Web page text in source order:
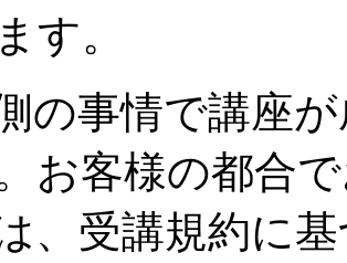
す。
の事情で講座
お客様の都合
、受講規約に